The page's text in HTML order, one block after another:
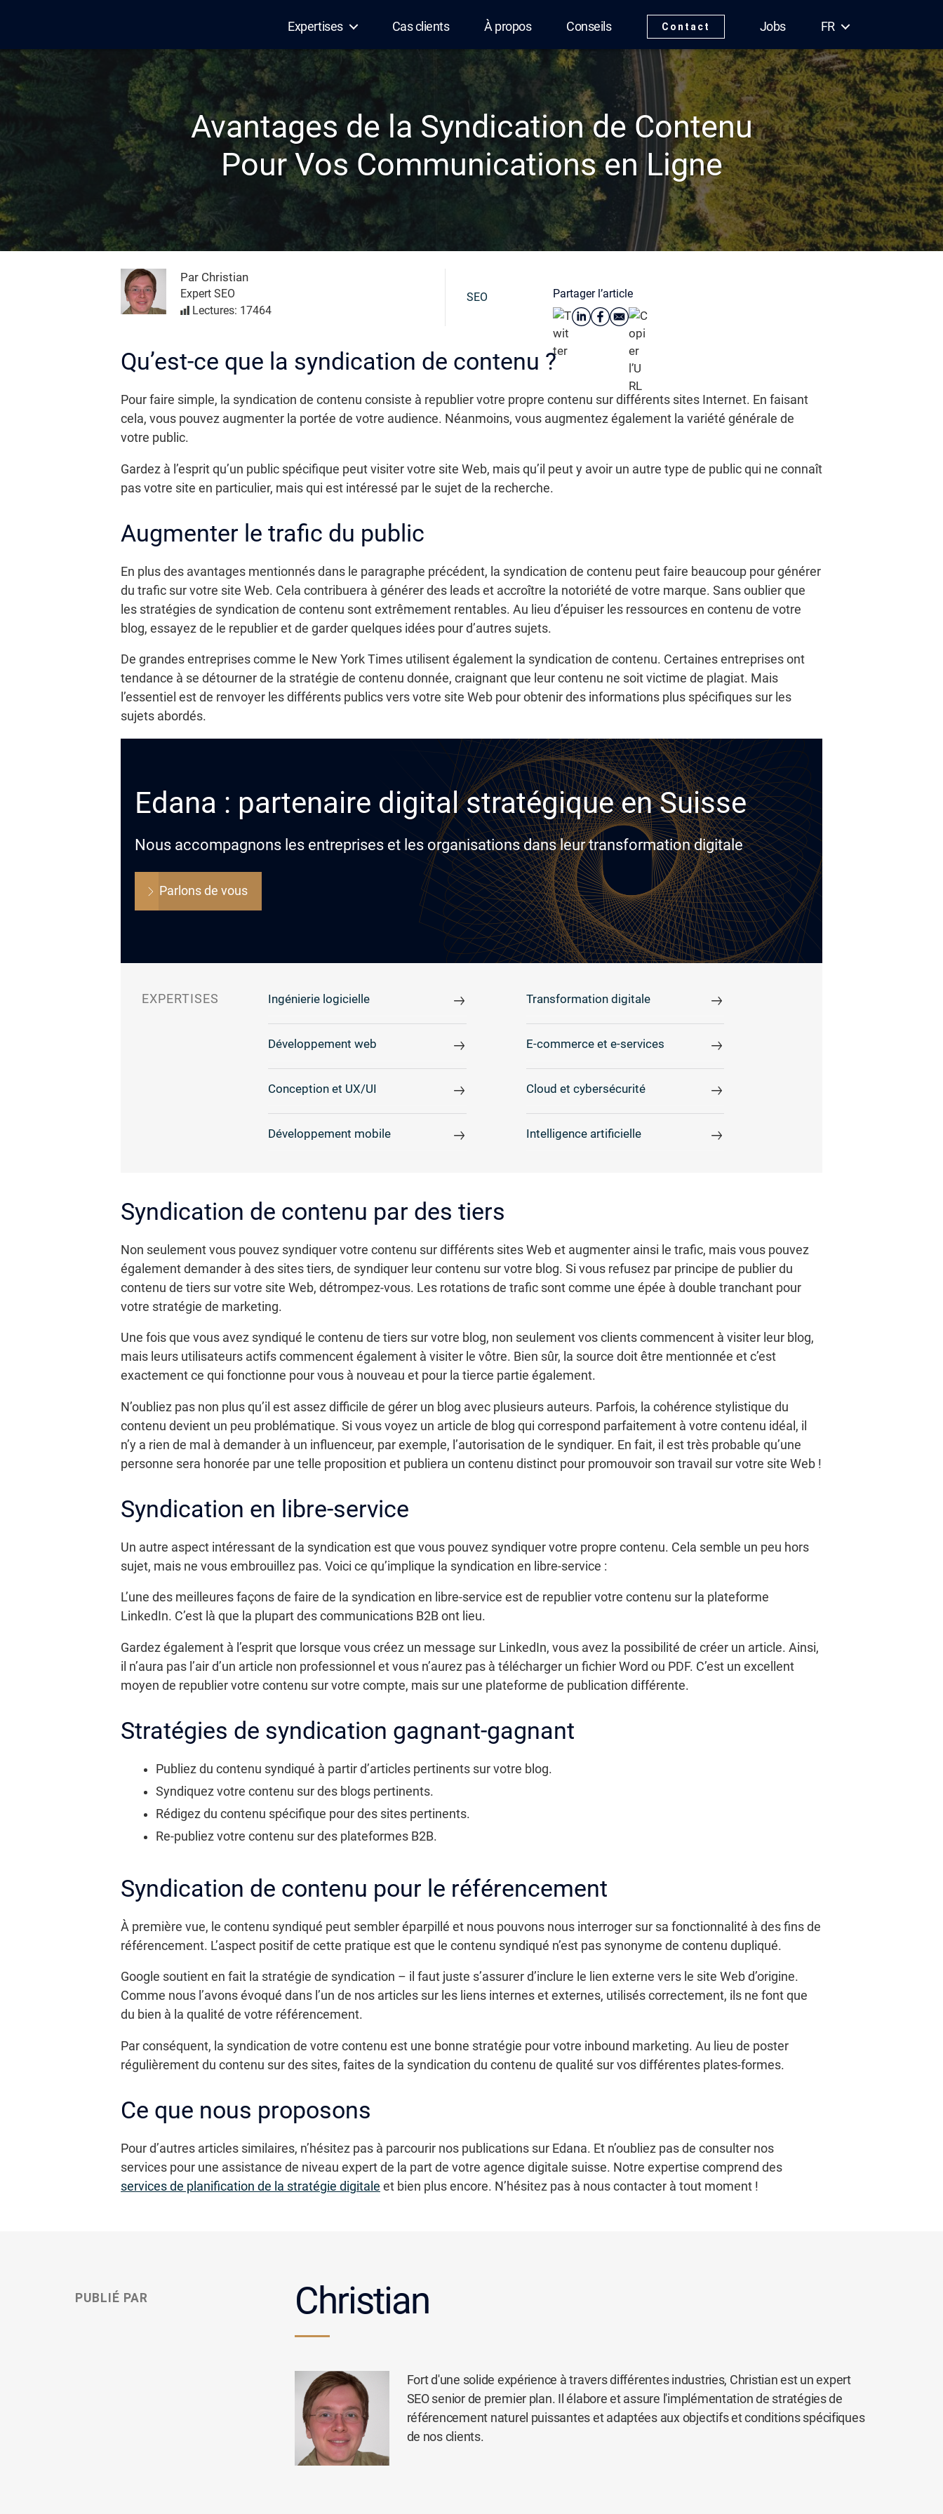
Expertises Cas clients À propos Conseils Contact Jobs FR
Avantages de la Syndication de Contenu
Pour Vos Communications en Ligne
Par Christian
Expert SEO
Lectures: 17464
SEO Partager l’article
Qu’est-ce que la syndication de contenu ?
Pour faire simple, la syndication de contenu consiste à republier votre propre contenu sur différents sites Internet. En faisant
cela, vous pouvez augmenter la portée de votre audience. Néanmoins, vous augmentez également la variété générale de
votre public.
Gardez à l’esprit qu’un public spécifique peut visiter votre site Web, mais qu’il peut y avoir un autre type de public qui ne connaît
pas votre site en particulier, mais qui est intéressé par le sujet de la recherche.
Augmenter le trafic du public
En plus des avantages mentionnés dans le paragraphe précédent, la syndication de contenu peut faire beaucoup pour générer
du trafic sur votre site Web. Cela contribuera à générer des leads et accroître la notoriété de votre marque. Sans oublier que
les stratégies de syndication de contenu sont extrêmement rentables. Au lieu d’épuiser les ressources en contenu de votre
blog, essayez de le republier et de garder quelques idées pour d’autres sujets.
De grandes entreprises comme le New York Times utilisent également la syndication de contenu. Certaines entreprises ont
tendance à se détourner de la stratégie de contenu donnée, craignant que leur contenu ne soit victime de plagiat. Mais
l’essentiel est de renvoyer les différents publics vers votre site Web pour obtenir des informations plus spécifiques sur les
sujets abordés.
Edana : partenaire digital stratégique en Suisse
Nous accompagnons les entreprises et les organisations dans leur transformation digitale
Parlons de vous
EXPERTISES Ingénierie logicielle Transformation digitale
Développement web E-commerce et e-services
Conception et UX/UI Cloud et cybersécurité
Développement mobile Intelligence artificielle
Syndication de contenu par des tiers
Non seulement vous pouvez syndiquer votre contenu sur différents sites Web et augmenter ainsi le trafic, mais vous pouvez
également demander à des sites tiers, de syndiquer leur contenu sur votre blog. Si vous refusez par principe de publier du
contenu de tiers sur votre site Web, détrompez-vous. Les rotations de trafic sont comme une épée à double tranchant pour
votre stratégie de marketing.
Une fois que vous avez syndiqué le contenu de tiers sur votre blog, non seulement vos clients commencent à visiter leur blog,
mais leurs utilisateurs actifs commencent également à visiter le vôtre. Bien sûr, la source doit être mentionnée et c’est
exactement ce qui fonctionne pour vous à nouveau et pour la tierce partie également.
N’oubliez pas non plus qu’il est assez difficile de gérer un blog avec plusieurs auteurs. Parfois, la cohérence stylistique du
contenu devient un peu problématique. Si vous voyez un article de blog qui correspond parfaitement à votre contenu idéal, il
n’y a rien de mal à demander à un influenceur, par exemple, l’autorisation de le syndiquer. En fait, il est très probable qu’une
personne sera honorée par une telle proposition et publiera un contenu distinct pour promouvoir son travail sur votre site Web !
Syndication en libre-service
Un autre aspect intéressant de la syndication est que vous pouvez syndiquer votre propre contenu. Cela semble un peu hors
sujet, mais ne vous embrouillez pas. Voici ce qu’implique la syndication en libre-service :
L’une des meilleures façons de faire de la syndication en libre-service est de republier votre contenu sur la plateforme
LinkedIn. C’est là que la plupart des communications B2B ont lieu.
Gardez également à l’esprit que lorsque vous créez un message sur LinkedIn, vous avez la possibilité de créer un article. Ainsi,
il n’aura pas l’air d’un article non professionnel et vous n’aurez pas à télécharger un fichier Word ou PDF. C’est un excellent
moyen de republier votre contenu sur votre compte, mais sur une plateforme de publication différente.
Stratégies de syndication gagnant-gagnant
Publiez du contenu syndiqué à partir d’articles pertinents sur votre blog.
Syndiquez votre contenu sur des blogs pertinents.
Rédigez du contenu spécifique pour des sites pertinents.
Re-publiez votre contenu sur des plateformes B2B.
Syndication de contenu pour le référencement
À première vue, le contenu syndiqué peut sembler éparpillé et nous pouvons nous interroger sur sa fonctionnalité à des fins de
référencement. L’aspect positif de cette pratique est que le contenu syndiqué n’est pas synonyme de contenu dupliqué.
Google soutient en fait la stratégie de syndication – il faut juste s’assurer d’inclure le lien externe vers le site Web d’origine.
Comme nous l’avons évoqué dans l’un de nos articles sur les liens internes et externes, utilisés correctement, ils ne font que
du bien à la qualité de votre référencement.
Par conséquent, la syndication de votre contenu est une bonne stratégie pour votre inbound marketing. Au lieu de poster
régulièrement du contenu sur des sites, faites de la syndication du contenu de qualité sur vos différentes plates-formes.
Ce que nous proposons
Pour d’autres articles similaires, n’hésitez pas à parcourir nos publications sur Edana. Et n’oubliez pas de consulter nos
services pour une assistance de niveau expert de la part de votre agence digitale suisse. Notre expertise comprend des
services de planification de la stratégie digitale et bien plus encore. N’hésitez pas à nous contacter à tout moment !
PUBLIÉ PAR Christian
Fort d'une solide expérience à travers différentes industries, Christian est un expert
SEO senior de premier plan. Il élabore et assure l'implémentation de stratégies de
référencement naturel puissantes et adaptées aux objectifs et conditions spécifiques
de nos clients.